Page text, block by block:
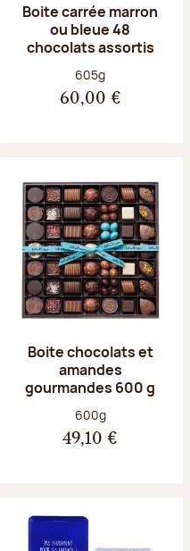
Boite carrée marron
ou bleue 48
chocolats assortis
Poids net :
605g
60,00 €
Boite chocolats et
amandes
gourmandes 600 g
Poids net :
600g
49,10 €